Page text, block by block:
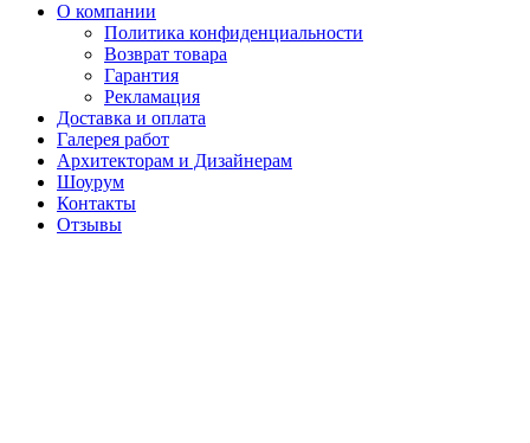
О компании
Политика конфиденциальности
Возврат товара
Гарантия
Рекламация
Доставка и оплата
Галерея работ
Архитекторам и Дизайнерам
Шоурум
Контакты
Отзывы